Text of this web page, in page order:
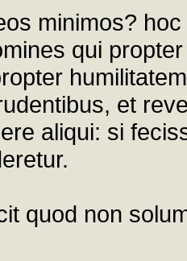
minimos?
qui
et
aliqui: si
quod non